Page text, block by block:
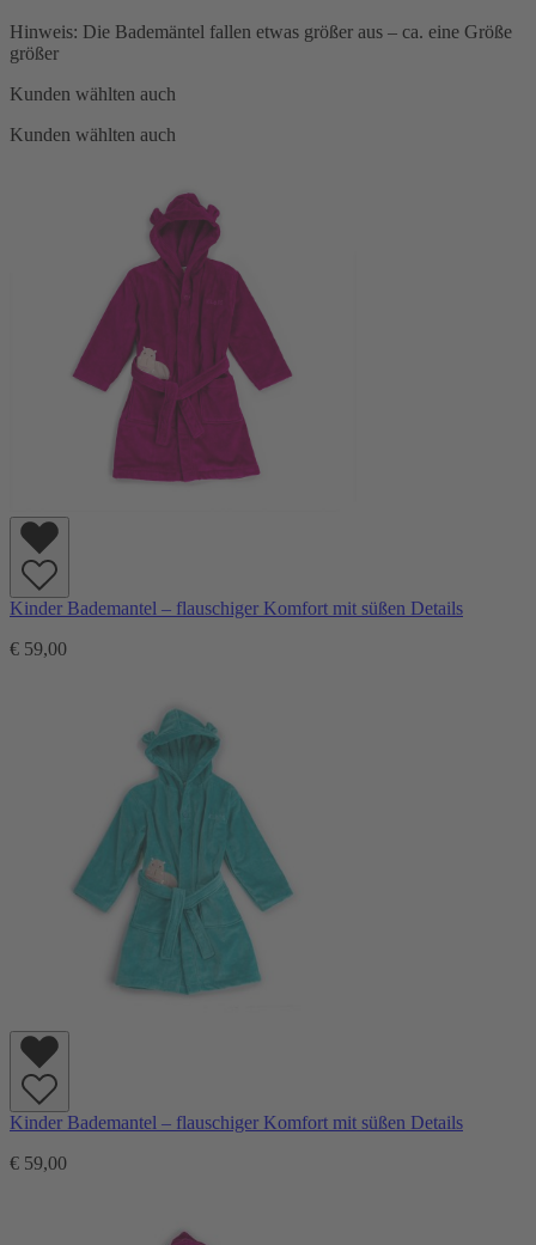
Hinweis: Die Bademäntel fallen etwas größer aus – ca. eine Größe
größer
Kunden wählten auch
Kunden wählten auch
Kinder Bademantel – flauschiger Komfort mit süßen Details
€ 59,00
Kinder Bademantel – flauschiger Komfort mit süßen Details
€ 59,00